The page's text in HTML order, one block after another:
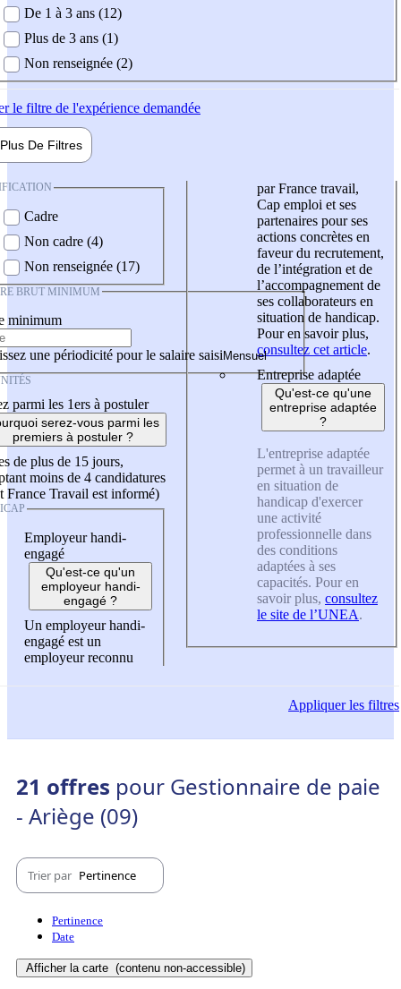
De 1 à 3 ans (12)
Plus de 3 ans (1)
Non renseignée (2)
le filtre de l'expérience demandée
Plus De Filtres
Cadre
Non cadre (4)
Non renseignée (17)
BRUT MINIMUM
minimum
une périodicité pour le salaire saisi
parmi les 1ers à postuler
serez-vous parmi les
premiers à postuler ?
de plus de 15 jours,
moins de 4 candidatures
France Travail est informé)
Employeur handi-
engagé
Qu'est-ce qu'un
employeur handi-
engagé ?
Un employeur handi-
engagé est un
employeur reconnu
par France travail,
Cap emploi et ses
partenaires pour ses
actions concrètes en
faveur du recrutement,
de l’intégration et de
l’accompagnement de
ses collaborateurs en
situation de handicap.
Pour en savoir plus,
consultez cet article.
Entreprise adaptée
Qu'est-ce qu'une
entreprise adaptée
?
L'entreprise adaptée
permet à un travailleur
en situation de
handicap d'exercer
une activité
professionnelle dans
des conditions
adaptées à ses
capacités. Pour en
savoir plus, consultez
le site de l’UNEA.
Appliquerles filtres
21 offres pour Gestionnaire de paie
- Ariège (09)
Trier par Pertinence
Pertinence
Date
Afficher la carte (contenu non-accessible)